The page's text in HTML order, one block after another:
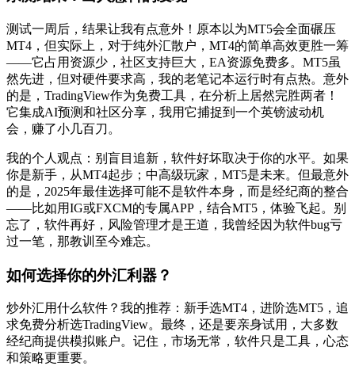
测试一周后，结果让我有点意外！原本以为MT5会全面碾压
MT4，但实际上，对于纯外汇散户，MT4的简单高效更胜一筹
——它占用资源少，社区支持巨大，EA资源免费多。MT5虽
然先进，但对硬件要求高，我的老笔记本运行时有点热。意外
的是，TradingView作为免费工具，在分析上居然完胜两者！
它集成AI预测和社区分享，我用它捕捉到一个英镑波动机
会，赚了小几百刀。
我的个人观点：别盲目追新，软件好坏取决于你的水平。如果
你是新手，从MT4起步；中高级玩家，MT5是未来。但最意外
的是，2025年最佳选择可能不是软件本身，而是经纪商的整合
——比如用IG或FXCM的专属APP，结合MT5，体验飞起。别
忘了，软件再好，风险管理才是王道，我曾经因为软件bug亏
过一笔，那教训至今难忘。
如何选择你的外汇利器？
炒外汇用什么软件？我的推荐：新手选MT4，进阶选MT5，追
求免费分析选TradingView。最终，还是要亲身试用，大多数
经纪商提供模拟账户。记住，市场无常，软件只是工具，心态
和策略更重要。